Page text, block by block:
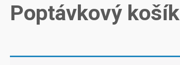
Poptávkový košík